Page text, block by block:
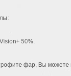
50%.
фар, Вы можете